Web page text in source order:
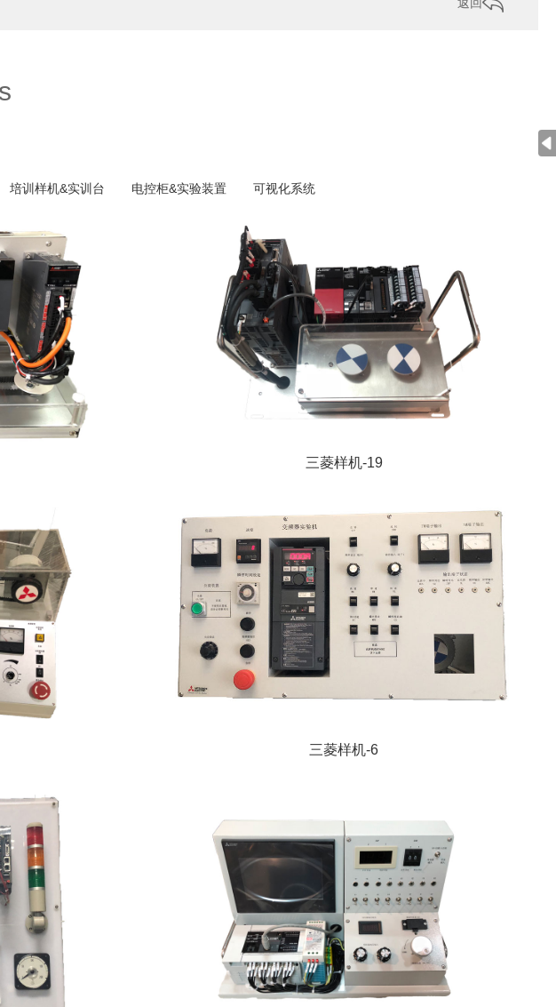
培训样机&实训台 电控柜&实验装置 可视化系统
三菱样机-19
三菱样机-6